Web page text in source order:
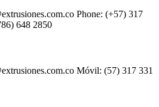
Phone: (+57) 317
648 2850
Móvil: (57) 317 331